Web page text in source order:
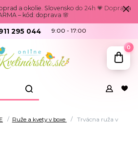
a okolie. Slovensko do 24h 💗 Doprava
– kód: doprava 🌸
295 044 9:00 - 17:00
0
Ruže a kvety v boxe
Trvácna ruža v